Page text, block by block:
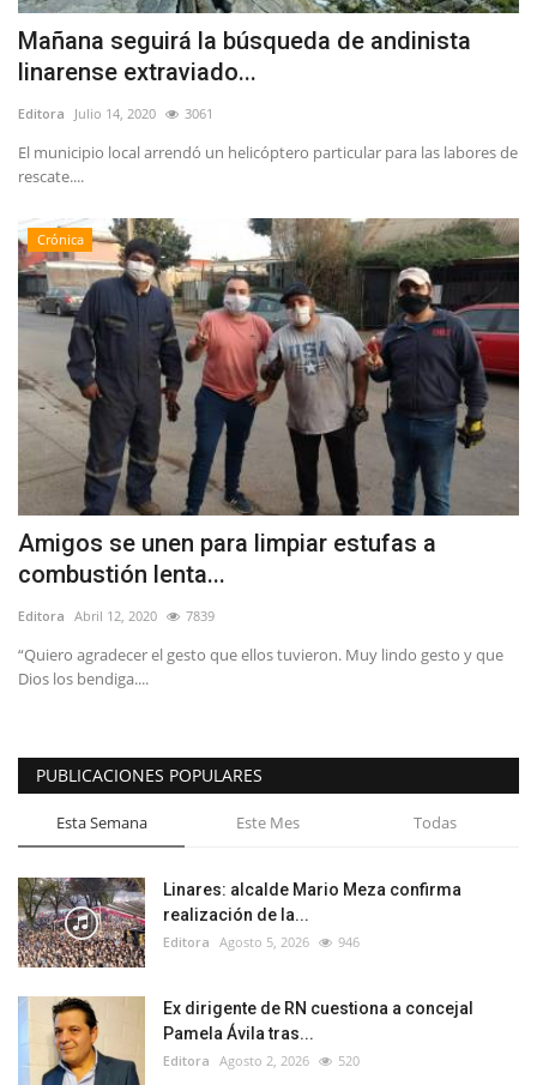
Mañana seguirá la búsqueda de andinista
linarense extraviado...
Editora Julio 14, 2020 3061
El municipio local arrendó un helicóptero particular para las labores de
rescate....
Crónica
Amigos se unen para limpiar estufas a
combustión lenta...
Editora Abril 12, 2020 7839
“Quiero agradecer el gesto que ellos tuvieron. Muy lindo gesto y que
Dios los bendiga....
PUBLICACIONES POPULARES
Esta Semana Este Mes Todas
Linares: alcalde Mario Meza confirma
realización de la...
Editora Agosto 5, 2026 946
Ex dirigente de RN cuestiona a concejal
Pamela Ávila tras...
Editora Agosto 2, 2026 520